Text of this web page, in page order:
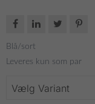
   
Blå/sort
Leveres kun som par